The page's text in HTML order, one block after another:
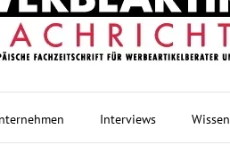
Interviews Wissen